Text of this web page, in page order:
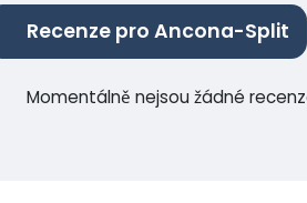
Recenze pro Ancona-Split
Momentálně nejsou žádné